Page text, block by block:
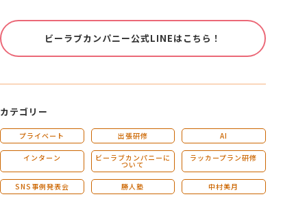
ビーラブカンパニー公式LINEはこちら！
カテゴリー
プライベート 出張研修 AI
インターン ビーラブカンパニーに
ついて
ラッカープラン研修
SNS事例発表会 勝人塾 中村美月